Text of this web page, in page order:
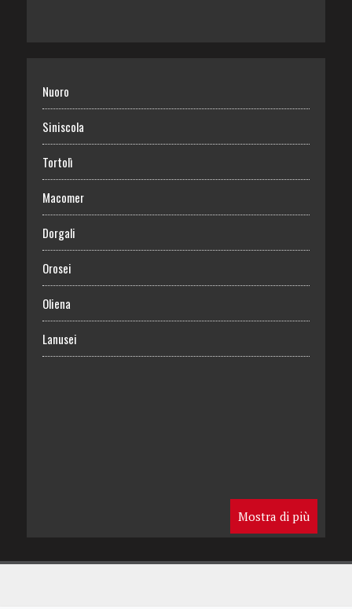
Nuoro
Siniscola
Tortolì
Macomer
Dorgali
Orosei
Oliena
Lanusei
Mostra di più